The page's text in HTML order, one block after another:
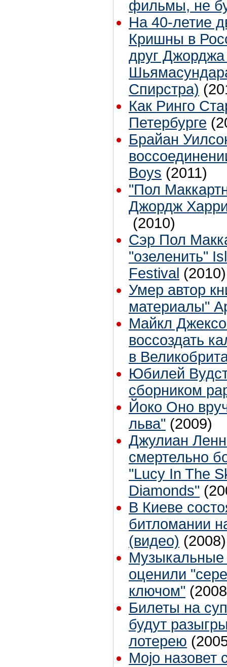
фильмы, не
На 40-летие
Кришны в
друг
Спирстра)
Как Ринго
Петербурге
Брайан
Boys (2011)
"Пол
Джордж
(2010)
Сэр Пол
"озеленить"
Festival (2010)
Умер автор
материалы"
Майкл
воссоздать
в
Юбилей
сборником
Йоко Оно
льва" (2009)
Джулиан
смертельно
"Lucy In The
Diamonds"
В Киеве
битломании
(видео) (2008)
Музыкальные
оценили
ключом"
Билеты на
будут
лотерею
Mojo назовет